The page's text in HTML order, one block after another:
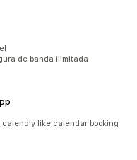
de banda ilimitada
like calendar booking